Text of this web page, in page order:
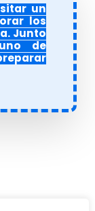
un
los
Junto
de